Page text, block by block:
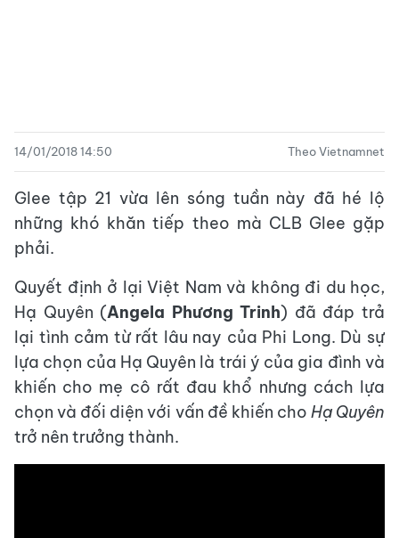
14/01/2018 14:50 Theo Vietnamnet
Glee tập 21 vừa lên sóng tuần này đã hé lộ
những khó khăn tiếp theo mà CLB Glee gặp
phải.
Quyết định ở lại Việt Nam và không đi du học,
Hạ Quyên (Angela Phương Trinh) đã đáp trả
lại tình cảm từ rất lâu nay của Phi Long. Dù sự
lựa chọn của Hạ Quyên là trái ý của gia đình và
khiến cho mẹ cô rất đau khổ nhưng cách lựa
chọn và đối diện với vấn đề khiến cho Hạ Quyên
trở nên trưởng thành.